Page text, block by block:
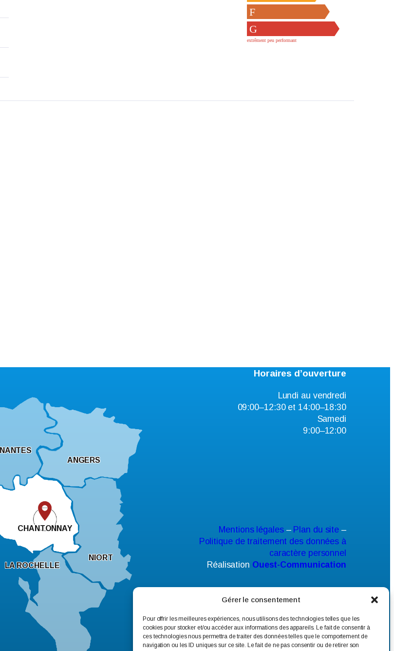
Gérer le consentement
Pour offrir les meilleures expériences, nous utilisons des technologies telles que les
cookies pour stocker et/ou accéder aux informations des appareils. Le fait de consentir à
ces technologies nous permettra de traiter des données telles que le comportement de
navigation ou les ID uniques sur ce site. Le fait de ne pas consentir ou de retirer son
NANTES
ANGERS
CHANTONNAY
NIORT
LA ROCHELLE
Horaires d’ouverture
Lundi au vendredi
09:00–12:30 et 14:00–18:30
Samedi
9:00–12:00
Mentions légales– Plan du site –
Politique de traitement des données à
caractère personnel
Réalisation Ouest-Communication